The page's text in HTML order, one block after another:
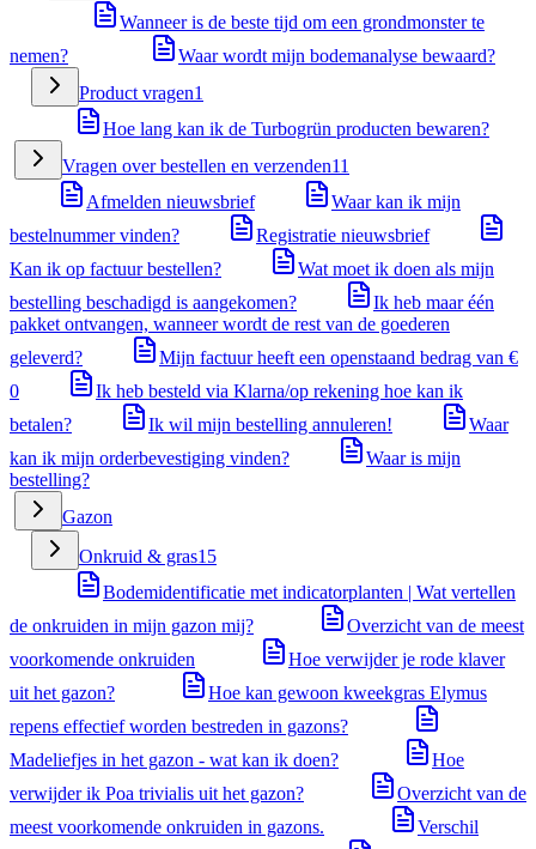
Wanneer is de beste tijd om een grondmonster te
nemen?
Waar wordt mijn bodemanalyse bewaard?
Product vragen1
Hoe lang kan ik de Turbogrün producten bewaren?
Vragen over bestellen en verzenden11
Afmelden nieuwsbrief
Waar kan ik mijn
bestelnummer vinden?
Registratie nieuwsbrief
Kan ik op factuur bestellen?
Wat moet ik doen als mijn
bestelling beschadigd is aangekomen?
Ik heb maar één
pakket ontvangen, wanneer wordt de rest van de goederen
geleverd?
Mijn factuur heeft een openstaand bedrag van €
0
Ik heb besteld via Klarna/op rekening hoe kan ik
betalen?
Ik wil mijn bestelling annuleren!
Waar
kan ik mijn orderbevestiging vinden?
Waar is mijn
bestelling?
Gazon
Onkruid & gras15
Bodemidentificatie met indicatorplanten | Wat vertellen
de onkruiden in mijn gazon mij?
Overzicht van de meest
voorkomende onkruiden
Hoe verwijder je rode klaver
uit het gazon?
Hoe kan gewoon kweekgras Elymus
repens effectief worden bestreden in gazons?
Madeliefjes in het gazon - wat kan ik doen?
Hoe
verwijder ik Poa trivialis uit het gazon?
Overzicht van de
meest voorkomende onkruiden in gazons.
Verschil